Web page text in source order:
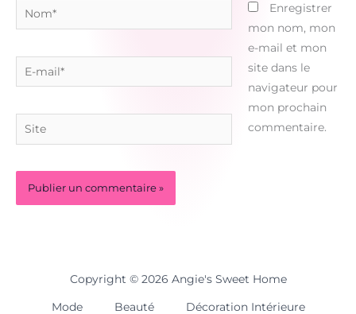
Nom*
E-
mail*
Site
Enregistrer
mon nom, mon
e-mail et mon
site dans le
navigateur pour
mon prochain
commentaire.
Copyright © 2026 Angie's Sweet Home
Mode Beauté Décoration Intérieure